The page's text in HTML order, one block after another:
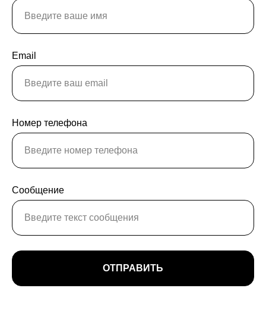
Email
Номер телефона
Сообщение
ОТПРАВИТЬ